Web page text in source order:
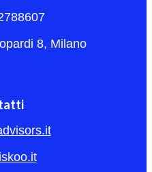
8, Milano